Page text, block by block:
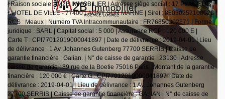
| Raison sociale : IM2B IMMOBILIER | Adresse siège social : 17 PLACE DE
L'HOTEL DE VILLE - 77400 LAGNY SUR MARNE | Siret : 85030257100029 |
RCS : Meaux | Numero TVA Intracommunautaire : FR76850302571 | Forme
juridique : SARL | Capital social : 5 000 | Assurance RCP : 120 000 E |
Carte T : CPI77012019000041897 | Date de délivrance : 2019-04-01 | Lieu
de délivrance : 1 Av. Johannes Gutenberg 77700 SERRIS | Caisse de
garantie financière : Galian. | N° de caisse de garantie : 23130 | Adresse
caisse de garantie : 89 rue de la Boetie 75016 Paris | Montant de la garantie
financière : 120 000 € | Carte G : CPI77012019000041897 | Date de
délivrance : 2019-04-01 | Lieu de délivrance : 1 Av. Johannes Gutenberg
77700 SERRIS | Caisse de garantie financière : GALIAN | N° de caisse de